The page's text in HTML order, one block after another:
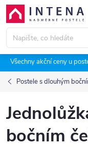
Přejít
obsah
Všechny akční ceny u
Postele s dlouhým
bočním